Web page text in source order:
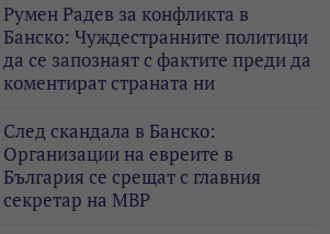
Румен Радев за конфликта в
Банско: Чуждестранните политици
да се запознаят с фактите преди да
коментират страната ни
След скандала в Банско:
Организации на евреите в
България се срещат с главния
секретар на МВР